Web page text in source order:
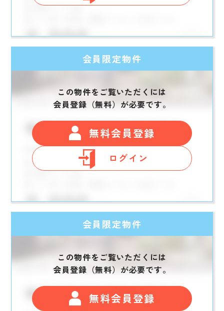
会員限定物件
この物件をご覧いただくには
会員登録（無料）が必要です。
無料会員登録
ログイン
会員限定物件
この物件をご覧いただくには
会員登録（無料）が必要です。
無料会員登録